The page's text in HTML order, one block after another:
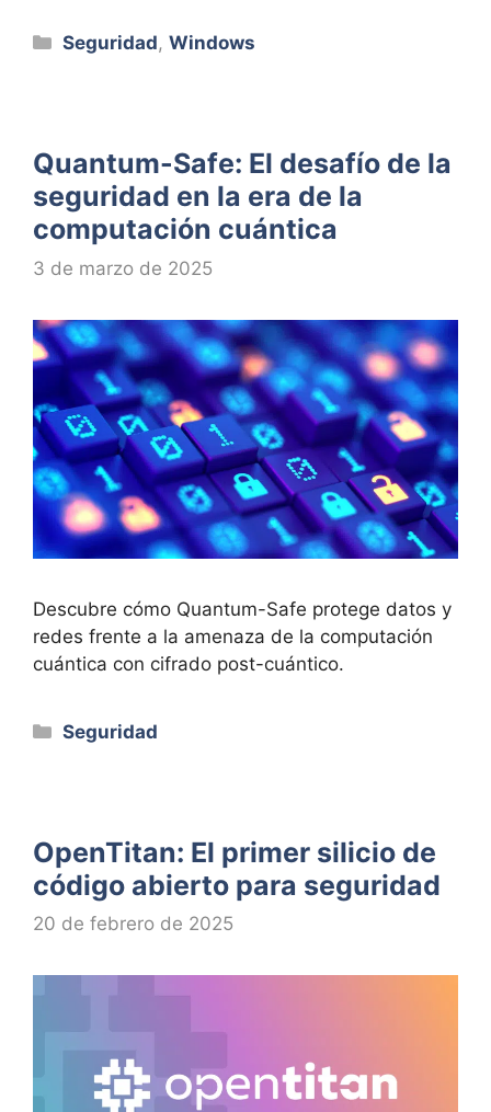
Categorías
Seguridad,Windows
Quantum-Safe: El desafío de la
seguridad en la era de la
computación cuántica
3 de marzo de 2025
Descubre cómo Quantum-Safe protege datos y
redes frente a la amenaza de la computación
cuántica con cifrado post-cuántico.
Categorías
Seguridad
OpenTitan: El primer silicio de
código abierto para seguridad
20 de febrero de 2025